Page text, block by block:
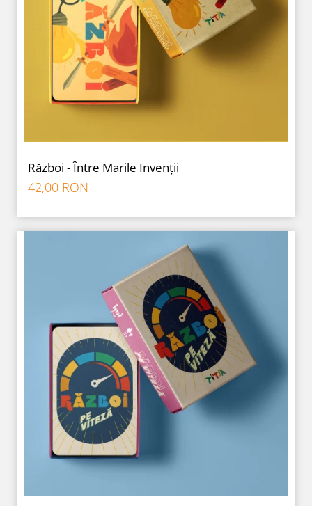
Război - Între Marile Invenții
42,00 RON